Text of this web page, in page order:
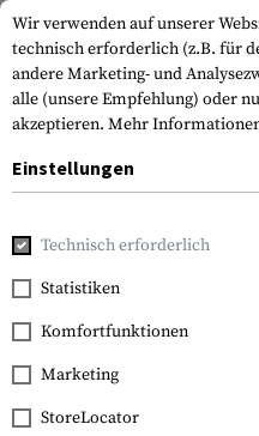
Home Tactical Gear
Leapers
Picatinny Mount
Swivel
Wir verwenden auf unserer
technisch erforderlich (z.B. für
andere Marketing- und
alle (unsere Empfehlung) oder
akzeptieren. Mehr
Einstellungen
Technisch erforderlich
Statistiken
Komfortfunktionen
Marketing
StoreLocator